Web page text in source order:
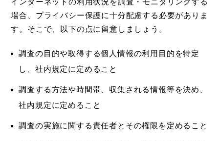
場合、プライバシー保護に十分配慮する必要がありま
す。そこで、以下の点に留意しましょう。
調査の目的や取得する個人情報の利用目的を特定
し、社内規定に定めること
調査する方法や時間帯、収集される情報等を決め、
社内規定に定めること
調査の実施に関する責任者とその権限を定めること